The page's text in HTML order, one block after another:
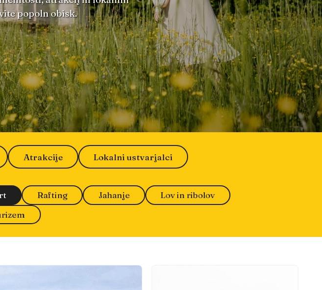
popoln obisk.
Atrakcije Lokalni ustvarjalci
Rafting Jahanje
Lov in ribolov